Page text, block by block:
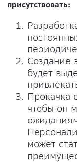
присутствовать:
Создание
будет
Прокачка
чтобы он
может